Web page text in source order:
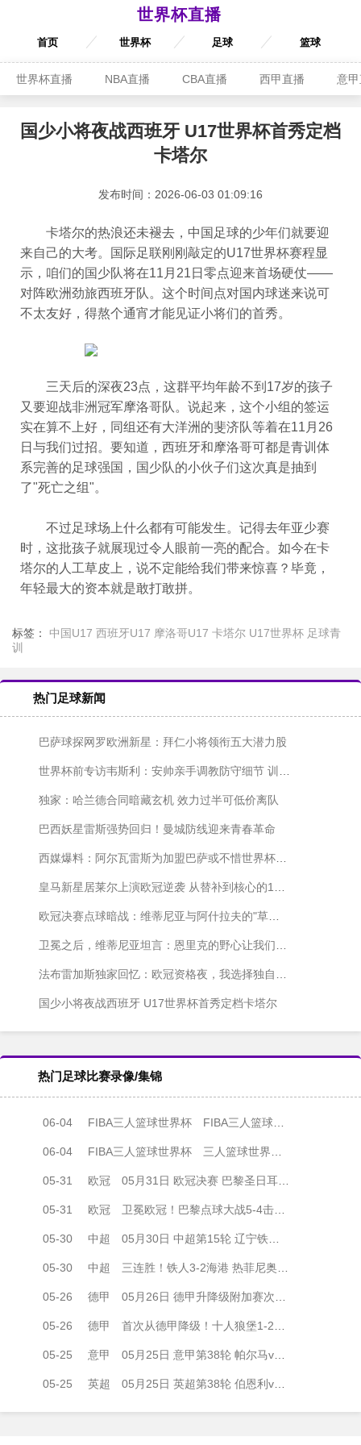
世界杯直播
首页 世界杯 足球 篮球
世界杯直播 NBA直播 CBA直播 西甲直播 意
国少小将夜战西班牙 U17世界杯首秀定档
卡塔尔
发布时间：2026-06-03 01:09:16
卡塔尔的热浪还未褪去，中国足球的少年们就要迎
来自己的大考。国际足联刚刚敲定的U17世界杯赛程显
示，咱们的国少队将在11月21日零点迎来首场硬仗——
对阵欧洲劲旅西班牙队。这个时间点对国内球迷来说可
不太友好，得熬个通宵才能见证小将们的首秀。
三天后的深夜23点，这群平均年龄不到17岁的孩子
又要迎战非洲冠军摩洛哥队。说起来，这个小组的签运
实在算不上好，同组还有大洋洲的斐济队等着在11月26
日与我们过招。要知道，西班牙和摩洛哥可都是青训体
系完善的足球强国，国少队的小伙子们这次真是抽到
了"死亡之组"。
不过足球场上什么都有可能发生。记得去年亚少赛
时，这批孩子就展现过令人眼前一亮的配合。如今在卡
塔尔的人工草皮上，说不定能给我们带来惊喜？毕竟，
年轻最大的资本就是敢打敢拼。
标签： 中国U17 西班牙U17 摩洛哥U17 卡塔尔 U17世界杯 足球青
训
热门足球新闻
巴萨球探网罗欧洲新星：拜仁小将领衔五大潜力股
世界杯前专访韦斯利：安帅亲手调教防守细节 训练中解放我的进攻天性
独家：哈兰德合同暗藏玄机 效力过半可低价离队
巴西妖星雷斯强势回归！曼城防线迎来青春革命
西媒爆料：阿尔瓦雷斯为加盟巴萨或不惜世界杯期间发声
皇马新星居莱尔上演欧冠逆袭 从替补到核心的1030分钟奇迹
欧冠决赛点球暗战：维蒂尼亚与阿什拉夫的"草皮保卫战"
卫冕之后，维蒂尼亚坦言：恩里克的野心让我们停不下来
法布雷加斯独家回忆：欧冠资格夜，我选择独自等待
国少小将夜战西班牙 U17世界杯首秀定档卡塔尔
热门足球比赛录像/集锦
06-04 FIBA三人篮球世界杯 FIBA三人篮球世界杯男子小组赛 德国三人篮球队 - 中国三人篮球队 全场录像
06-04 FIBA三人篮球世界杯 三人篮球世界杯男子小组赛 德国 22 - 12 中国 全场集锦
05-31 欧冠 05月31日 欧冠决赛 巴黎圣日耳曼vs阿森纳 全场录像
05-31 欧冠 卫冕欧冠！巴黎点球大战5-4击败阿森纳夺冠 加布里埃尔、埃泽失点
05-30 中超 05月30日 中超第15轮 辽宁铁人vs上海海港 全场录像
05-30 中超 三连胜！铁人3-2海港 热菲尼奥绝杀+脱衣吃第2黄 姆本扎3轮轰6球
05-26 德甲 05月26日 德甲升降级附加赛次回合 帕德博恩vs沃尔夫斯堡 全场录像
05-26 德甲 首次从德甲降级！十人狼堡1-2遭帕德博恩逆转 库尔达加时赛制胜
05-25 意甲 05月25日 意甲第38轮 帕尔马vs萨索洛 全场录像
05-25 英超 05月25日 英超第38轮 伯恩利vs狼队 全场录像